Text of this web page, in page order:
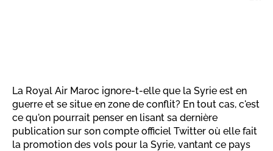
La Royal Air Maroc ignore-t-elle que la Syrie est en
guerre et se situe en zone de conflit? En tout cas, c'est
ce qu'on pourrait penser en lisant sa dernière
publication sur son compte officiel Twitter où elle fait
la promotion des vols pour la Syrie, vantant ce pays